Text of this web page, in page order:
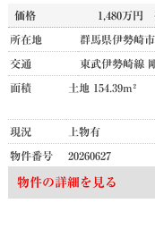
物件の詳細を見る
価格 1,480万円
所在地 群馬県伊勢崎
交通 東武伊勢崎線
面積 土地 154.39m²
現況 上物有
物件番号 20260627